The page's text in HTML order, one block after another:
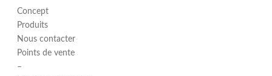
Concept
Produits
Nous contacter
Points de vente
–